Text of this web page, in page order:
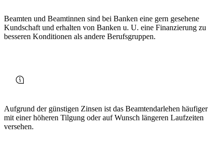
Beamten und Beamtinnen sind bei Banken eine gern gesehene
Kundschaft und erhalten von Banken u. U. eine Finanzierung zu
besseren Konditionen als andere Berufsgruppen.
Aufgrund der günstigen Zinsen ist das Beamtendarlehen häufiger
mit einer höheren Tilgung oder auf Wunsch längeren Laufzeiten
versehen.